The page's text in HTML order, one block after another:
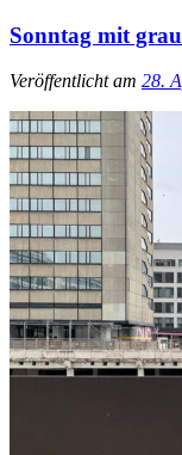
Sonntag mit grau
Veröffentlicht am 28.